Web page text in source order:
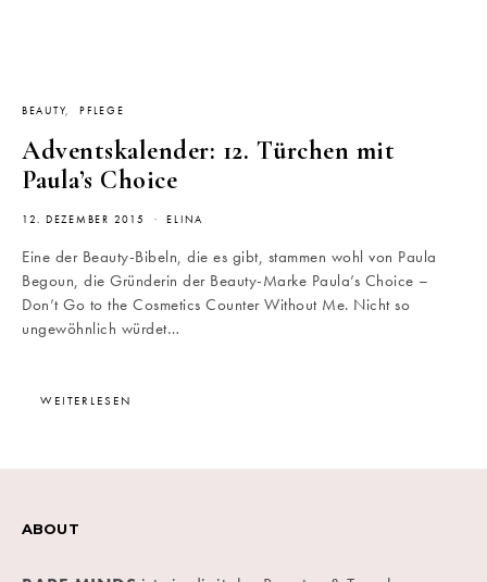
BEAUTY PFLEGE
Adventskalender: 12. Türchen mit
Paula’s Choice
12. DEZEMBER 2015 ELINA
Eine der Beauty-Bibeln, die es gibt, stammen wohl von Paula
Begoun, die Gründerin der Beauty-Marke Paula’s Choice –
Don’t Go to the Cosmetics Counter Without Me. Nicht so
ungewöhnlich würdet…
WEITERLESEN
ABOUT